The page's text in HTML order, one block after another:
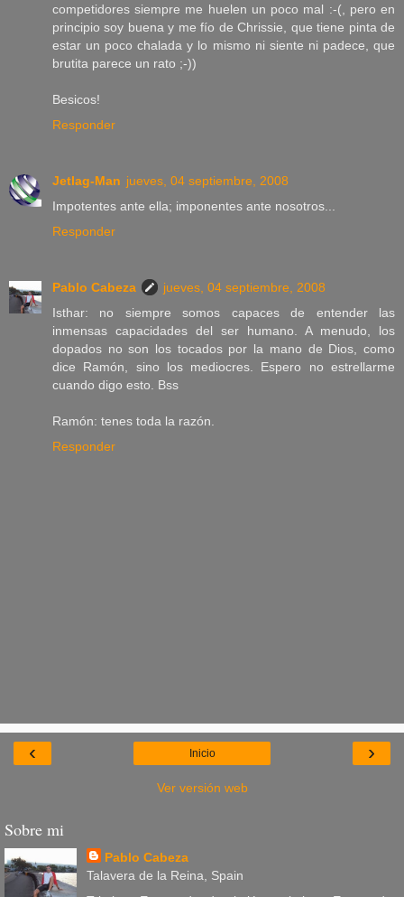
competidores siempre me huelen un poco mal :-(, pero en
principio soy buena y me fío de Chrissie, que tiene pinta de
estar un poco chalada y lo mismo ni siente ni padece, que
brutita parece un rato ;-))
Besicos!
Responder
Jetlag-Man jueves, 04 septiembre, 2008
Impotentes ante ella; imponentes ante nosotros...
Responder
Pablo Cabeza
jueves, 04 septiembre, 2008
Isthar: no siempre somos capaces de entender las
inmensas capacidades del ser humano. A menudo, los
dopados no son los tocados por la mano de Dios, como
dice Ramón, sino los mediocres. Espero no estrellarme
cuando digo esto. Bss
Ramón: tenes toda la razón.
Responder
‹ ›
Inicio
Ver versión web
Sobre mi
Pablo Cabeza
Talavera de la Reina, Spain